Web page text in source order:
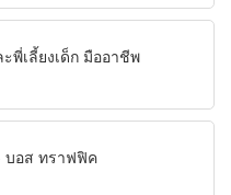
พี่เลี้ยงเด็ก มืออาชีพ
บอส ทราฟฟิค